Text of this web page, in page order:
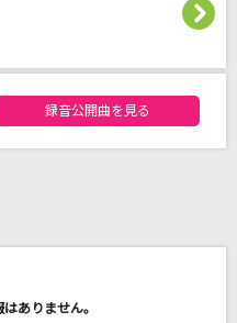
録音公開曲を見る